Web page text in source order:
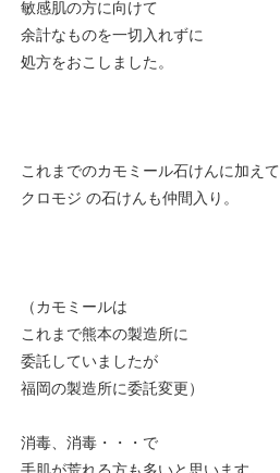
敏感肌の方に向けて
余計なものを一切入れずに
処方をおこしました。
これまでのカモミール石けんに加えて
クロモジ の石けんも仲間入り。
（カモミールは
これまで熊本の製造所に
委託していましたが
福岡の製造所に委託変更）
消毒、消毒・・・で